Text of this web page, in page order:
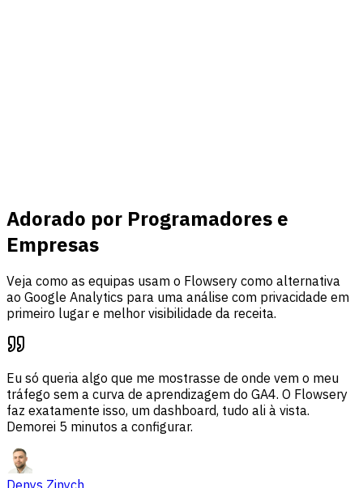
Adorado por Programadores e
Empresas
Veja como as equipas usam o Flowsery como alternativa
ao Google Analytics para uma análise com privacidade em
primeiro lugar e melhor visibilidade da receita.
Eu só queria algo que me mostrasse de onde vem o meu
tráfego sem a curva de aprendizagem do GA4. O Flowsery
faz exatamente isso, um dashboard, tudo ali à vista.
Demorei 5 minutos a configurar.